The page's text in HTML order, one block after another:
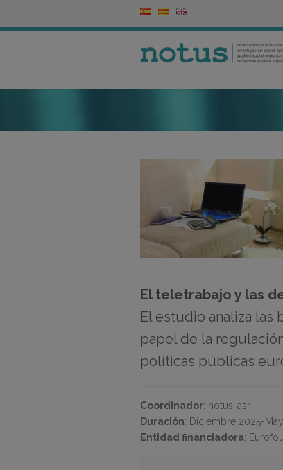
El teletrabajo y las
El estudio analiza las
papel de la
políticas públicas
Coordinador: notus-asr
Duración: Diciembre 2025-
Entidad financiadora: